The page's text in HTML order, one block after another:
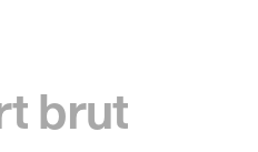
brut